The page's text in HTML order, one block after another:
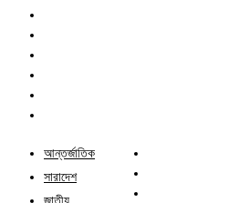
আন্তর্জাতিক
সারাদেশ